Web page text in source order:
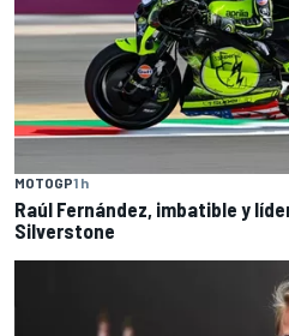
MOTOGP1 h
Raúl Fernández, imbatible y
Silverstone